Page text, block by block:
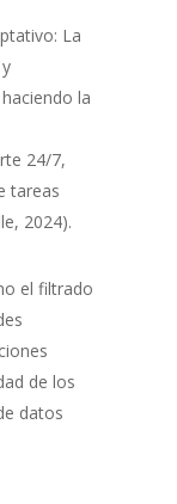
La
la
24/7,
tareas
2024).
el filtrado
de los
datos